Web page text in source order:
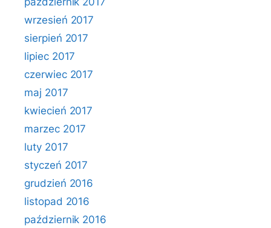
wrzesień 2017
sierpień 2017
lipiec 2017
czerwiec 2017
maj 2017
kwiecień 2017
marzec 2017
luty 2017
styczeń 2017
grudzień 2016
listopad 2016
październik 2016